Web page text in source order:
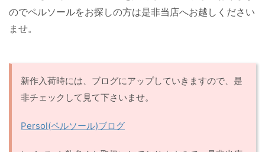
のでペルソールをお探しの方は是非当店へお越しください
ませ。
新作入荷時には、ブログにアップしていきますので、是
非チェックして見て下さいませ。
Persol(ペルソール)ブログ